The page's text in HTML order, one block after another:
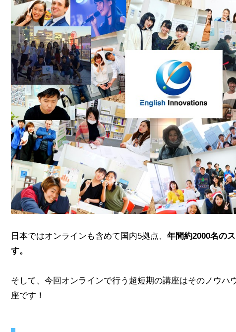
日本ではオンラインも含めて国内5拠点、 年間約2000名の
す。
そして、今回オンラインで行う超短期の講座はそのノウハ
座です！